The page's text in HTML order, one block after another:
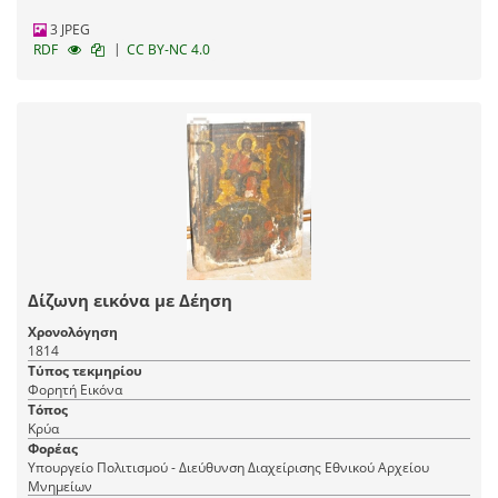
3 JPEG
RDF
| CC BY-NC 4.0
Δίζωνη εικόνα με Δέηση
Χρονολόγηση
1814
Τύπος τεκμηρίου
Φορητή Εικόνα
Τόπος
Κρύα
Φορέας
Υπουργείο Πολιτισμού - Διεύθυνση Διαχείρισης Εθνικού Αρχείου
Μνημείων